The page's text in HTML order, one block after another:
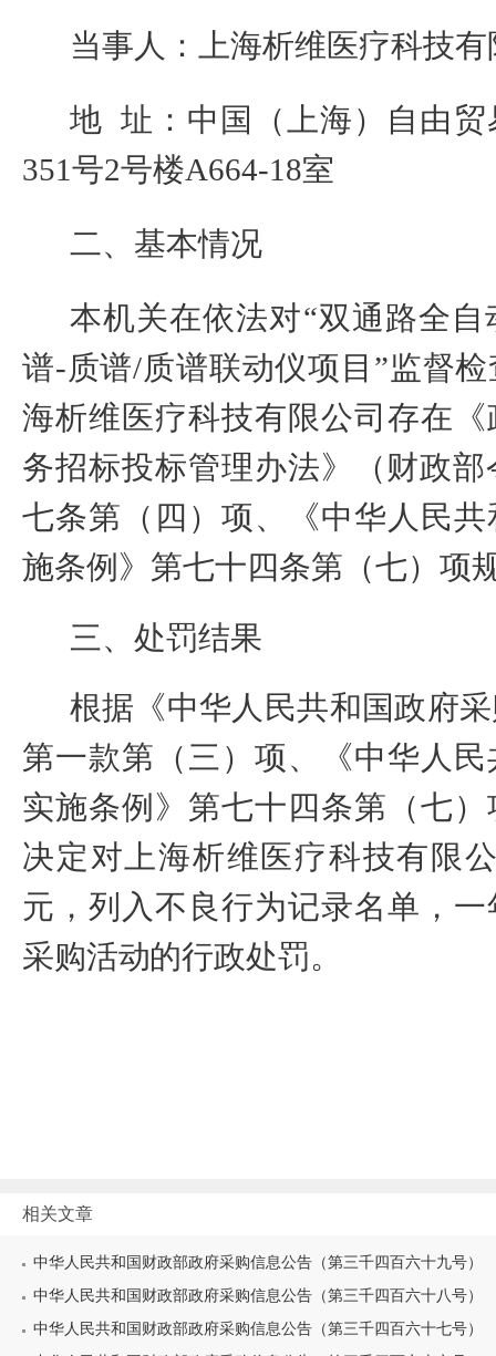
当事人：
上海析维医疗科技
地 址：中国（上海）自由
351号2号楼A664-18室
二、基本情况
本机关在依法对“双通路全自
谱-质谱/质谱联动仪项目 ”监督
海析维医疗科技有限公司存在《
务招标投标管理办法》（财政部
七条第（四）项、
《中华人民
施条例 》 第七十四条第（七）项
三、处罚结果
根据《中华人民共和国政府
第一款第（三）项、
《中华人
实施条例 》 第七十四条第（七）
决定对 上海析维医疗科技有限
元 ，列入不良行为记录名单，
采购活动的行政处罚。
相关文章
中华人民共和国财政部政府采购信息公告（第三千四百六十九号）
中华人民共和国财政部政府采购信息公告（第三千四百六十八号）
中华人民共和国财政部政府采购信息公告（第三千四百六十七号）